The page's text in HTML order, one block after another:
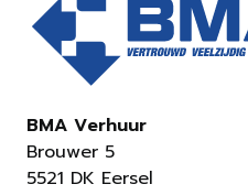
BMA Verhuur
Brouwer 5
5521 DK Eersel